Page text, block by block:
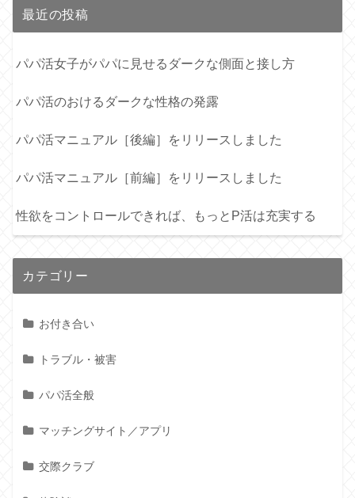
最近の投稿
パパ活女子がパパに見せるダークな側面と接し方
パパ活のおけるダークな性格の発露
パパ活マニュアル［後編］をリリースしました
パパ活マニュアル［前編］をリリースしました
性欲をコントロールできれば、もっとP活は充実する
カテゴリー
お付き合い
トラブル・被害
パパ活全般
マッチングサイト／アプリ
交際クラブ